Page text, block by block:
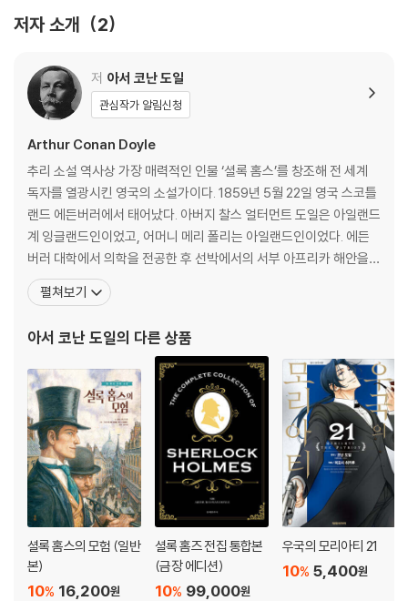
저자 소개 2
저 아서 코난 도일
관심작가 알림신청
Arthur Conan Doyle
추리 소설 역사상 가장 매력적인 인물 ‘셜록 홈스’를 창조해 전 세계
독자를 열광시킨 영국의 소설가이다. 1859년 5월 22일 영국 스코틀
랜드 에든버러에서 태어났다. 아버지 찰스 얼터먼트 도일은 아일랜드
계 잉글랜드인이었고, 어머니 메리 폴리는 아일랜드인이었다. 에든
버러 대학에서 의학을 전공한 후 선박에서의 서부 아프리카 해안을
항해하는 등 의사 경험을 거쳐 포츠머스에서 개업하나 환자가 없어
소설을 쓰기 시작했다. 이 시기의 경험은 그의 소설에 폭넓은 소재와
적으로 소설 쓰기를 시작했으며, 그러던 중 188
펼쳐보기
아서 코난 도일의 다른 상품
셜록 홈스의 모험 (일반
본)
16,200원
10%
셜록 홈즈 전집 통합본
(금장 에디션)
99,000원
10%
우국의 모리아티 21
5,400원
10%